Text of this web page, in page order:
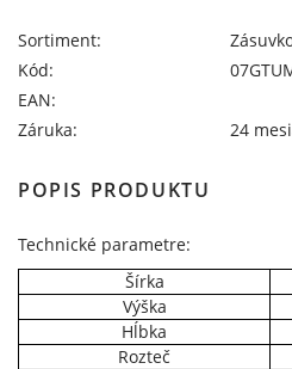
Sortiment:
Kód:
EAN:
Záruka:
24
POPIS PRODUKTU
Technické parametre:
Šírka
Výška
Hĺbka
Rozteč